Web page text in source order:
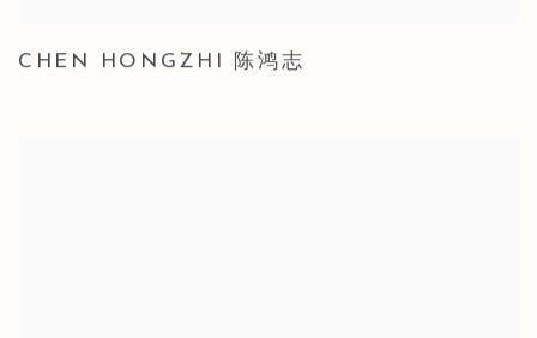
CHEN HONGZHI 陈鸿志